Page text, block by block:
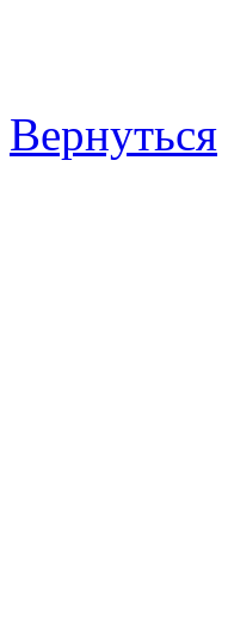
Вернуться